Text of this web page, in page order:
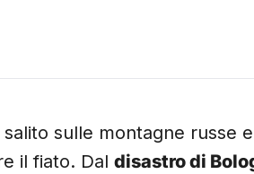
sulle montagne russe
il fiato. Dal disastro di